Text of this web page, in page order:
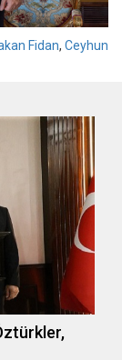
Fidan, Ceyhun